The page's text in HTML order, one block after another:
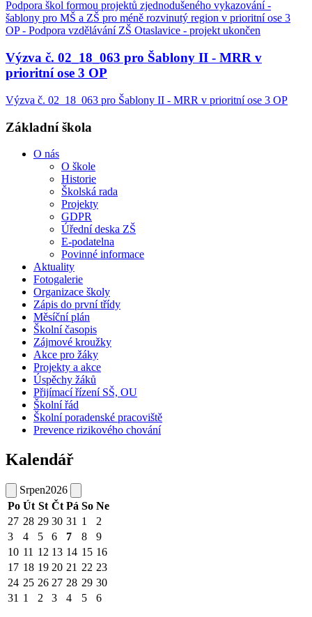
Podpora škol formou projektů zjednodušeného vykazování -
šablony pro MŠ a ZŠ pro méně rozvinutý region v prioritní ose 3
OP - Podpora vzdělávání ZŠ Otaslavice - projekt ukončen
Výzva č. 02_18_063 pro Šablony II - MRR v
prioritní ose 3 OP
Výzva č. 02_18_063 pro Šablony II - MRR v prioritní ose 3 OP
Základní škola
O nás
O škole
Historie
Školská rada
Projekty
GDPR
Úřední deska ZŠ
E-podatelna
Povinné informace
Aktuality
Fotogalerie
Organizace školy
Zápis do první třídy
Měsíční plán
Školní časopis
Zájmové kroužky
Akce pro žáky
Projekty a akce
Úspěchy žáků
Přijímací řízení SŠ, OU
Školní řád
Školní poradenské pracoviště
Prevence rizikového chování
Kalendář
Srpen2026
Po Út St Čt Pá So Ne
27 28 29 30 31 1
2
3
4 5 6 7 8
9
10 11 12 13 14 15 16
17 18 19 20 21 22 23
24 25 26 27 28 29 30
31 1 2 3 4 5 6